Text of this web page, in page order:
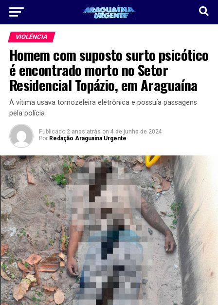
VIOLÊNCIA
Homem com suposto surto psicótico
é encontrado morto no Setor
Residencial Topázio, em Araguaína
A vítima usava tornozeleira eletrônica e possuía passagens
pela polícia
Publicado 2 anos atrás on 4 de junho de 2024
Por Redação Araguaina Urgente